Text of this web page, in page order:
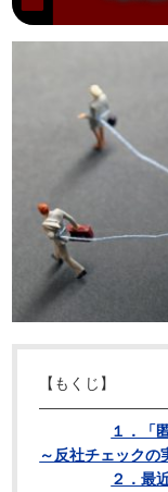
【もくじ】
１．「
～反社チェックの
２．最